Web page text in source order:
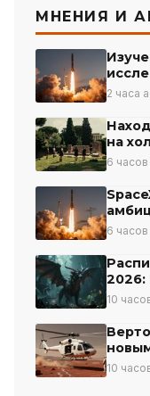
МНЕНИЯ И
2 часа
на
6
6
2026:
10
10